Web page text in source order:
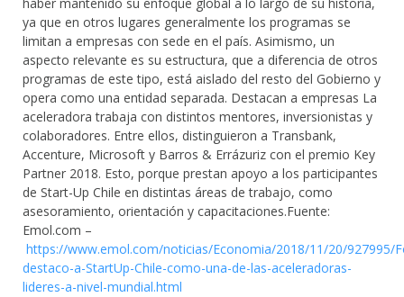
ya que en otros lugares generalmente los programas se
limitan a empresas con sede en el país. Asimismo, un
aspecto relevante es su estructura, que a diferencia de otros
programas de este tipo, está aislado del resto del Gobierno y
opera como una entidad separada. Destacan a empresas La
aceleradora trabaja con distintos mentores, inversionistas y
colaboradores. Entre ellos, distinguieron a Transbank,
Accenture, Microsoft y Barros & Errázuriz con el premio Key
Partner 2018. Esto, porque prestan apoyo a los participantes
de Start-Up Chile en distintas áreas de trabajo, como
asesoramiento, orientación y capacitaciones.Fuente:
Emol.com –
https://www.emol.com/noticias/Economia/2018/11/20/927995/
destaco-a-StartUp-Chile-como-una-de-las-aceleradoras-
lideres-a-nivel-mundial.html